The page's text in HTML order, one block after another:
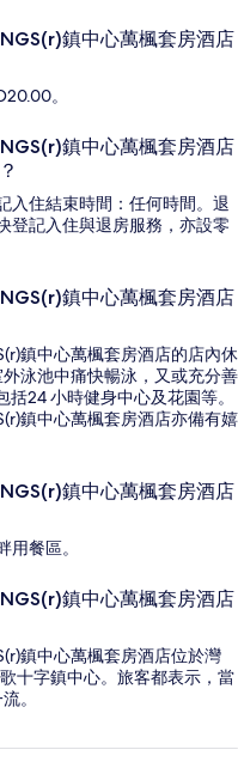
鎮中心萬楓套房酒店
。
鎮中心萬楓套房酒店
入住結束時間：任何時間。退
登記入住與退房服務，亦設零
鎮中心萬楓套房酒店
鎮中心萬楓套房酒店的店內休
泳池中痛快暢泳，又或充分善
24 小時健身中心及花園等。
鎮中心萬楓套房酒店亦備有嬉
鎮中心萬楓套房酒店
餐區。
鎮中心萬楓套房酒店
鎮中心萬楓套房酒店位於灣
十字鎮中心。旅客都表示，當
。